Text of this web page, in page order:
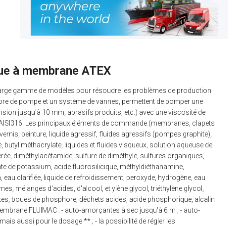
à membrane ATEX
gamme de modèles pour résoudre les problèmes de production
de pompe et un système de vannes, permettent de pomper une
jusqu'à 10 mm, abrasifs produits, etc.) avec une viscosité de
Les principaux éléments de commande (membranes, clapets
vernis, peinture, liquide agressif, fluides agressifs (pompes graphite),
méthacrylate, liquides et fluides visqueux, solution aqueuse de
diméthylacétamide, sulfure de diméthyle, sulfures organiques,
de potassium, acide fluorosilicique, méthyldiéthanamine,
clarifiée, liquide de refroidissement, peroxyde, hydrogène, eau
mélanges d'acides, d'alcool, et ylène glycol, triéthylène glycol,
boues de phosphore, déchets acides, acide phosphorique, alcalin
FLUIMAC : - auto-amorçantes à sec jusqu'à 6 m ; - auto-
aussi pour le dosage ** ; - la possibilité de régler les